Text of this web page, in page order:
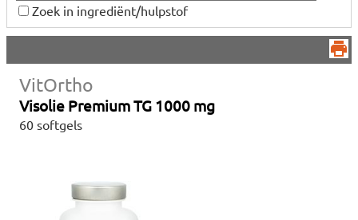
Zoek in ingrediënt/hulpstof
VitOrtho
Visolie Premium TG 1000 mg
60 softgels